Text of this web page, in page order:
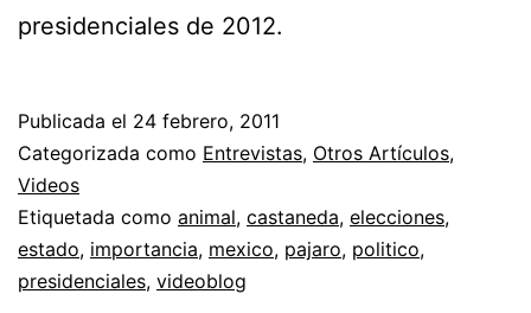
presidenciales de 2012.
Publicada el 24 febrero, 2011
Categorizada como Entrevistas, Otros Artículos,
Videos
Etiquetada como animal, castaneda, elecciones,
estado, importancia, mexico, pajaro, politico,
presidenciales, videoblog